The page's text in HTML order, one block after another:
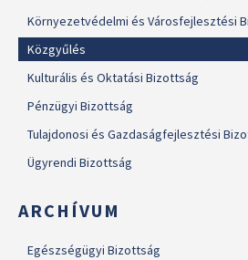
Környezetvédelmi és Városfejlesztési
Közgyűlés
Kulturális és Oktatási Bizottság
Pénzügyi Bizottság
Tulajdonosi és Gazdaságfejlesztési
Ügyrendi Bizottság
ARCHÍVUM
Egészségügyi Bizottság